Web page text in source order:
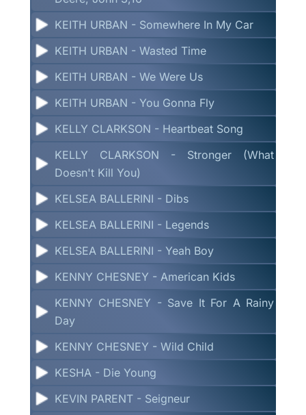
KEITH URBAN - Somewhere In My Car
KEITH URBAN - Wasted Time
KEITH URBAN - We Were Us
KEITH URBAN - You Gonna Fly
KELLY CLARKSON - Heartbeat Song
KELLY CLARKSON - Stronger (What
Doesn't Kill You)
KELSEA BALLERINI - Dibs
KELSEA BALLERINI - Legends
KELSEA BALLERINI - Yeah Boy
KENNY CHESNEY - American Kids
KENNY CHESNEY - Save It For A Rainy
Day
KENNY CHESNEY - Wild Child
KESHA - Die Young
KEVIN PARENT - Seigneur